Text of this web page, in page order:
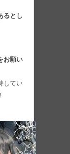
るとし
お願い
してい